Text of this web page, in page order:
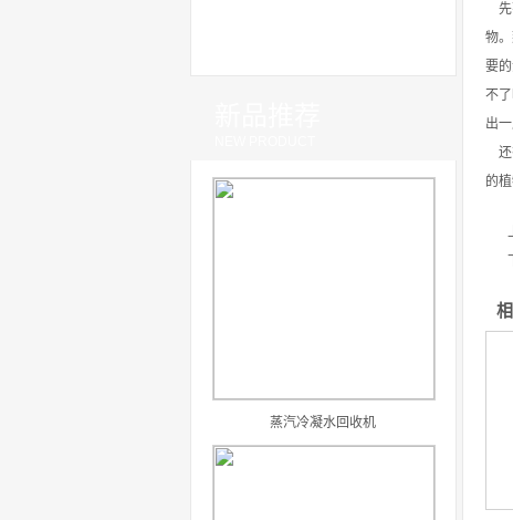
先
物
要
不
出
还
的
蒸汽冷凝水回收机